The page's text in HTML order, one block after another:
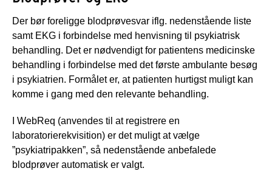
Der bør foreligge blodprøvesvar iflg. nedenstående liste
samt EKG i forbindelse med henvisning til psykiatrisk
behandling. Det er nødvendigt for patientens medicinske
behandling i forbindelse med det første ambulante besøg
i psykiatrien. Formålet er, at patienten hurtigst muligt kan
komme i gang med den relevante behandling.
I WebReq (anvendes til at registrere en
laboratorierekvisition) er det muligt at vælge
”psykiatripakken”, så nedenstående anbefalede
blodprøver automatisk er valgt.